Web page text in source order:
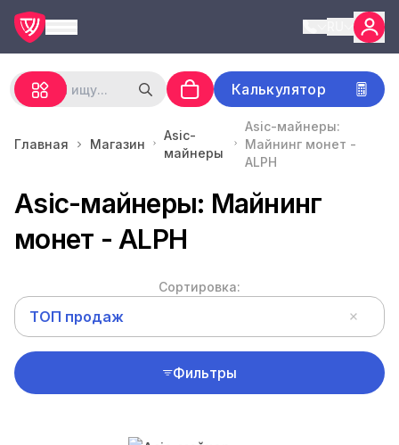
Калькулятор
Главная Магазин
Asic-
майнеры
Asic-майнеры:
Майнинг монет -
ALPH
Asic-майнеры: Майнинг
монет - ALPH
Сортировка:
ТОП продаж
Фильтры